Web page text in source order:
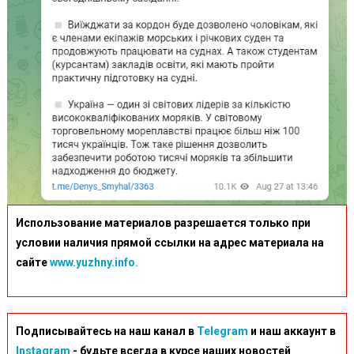
Использование материалов разрешается только при
условии наличия прямой ссылки на адрес материала на
сайтеwww.yuzhny.info.
Подписывайтесь на наш канал в Telegram и наш аккаунт в
Instagram - будьте всегда в курсе наших новостей